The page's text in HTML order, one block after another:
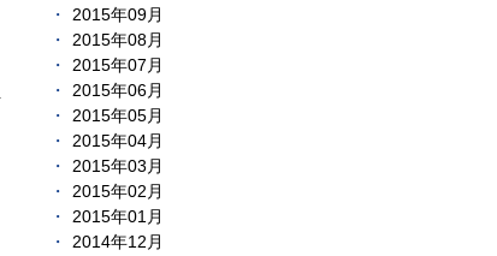
2015年09月
2015年08月
2015年07月
2015年06月
2015年05月
2015年04月
2015年03月
2015年02月
2015年01月
2014年12月